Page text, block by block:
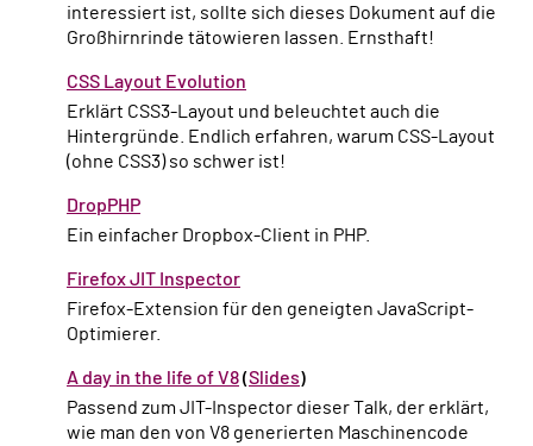
interessiert ist, sollte sich dieses Dokument auf die
Großhirnrinde tätowieren lassen. Ernsthaft!
CSS Layout Evolution
Erklärt CSS3-Layout und beleuchtet auch die
Hintergründe. Endlich erfahren, warum CSS-Layout
(ohne CSS3) so schwer ist!
DropPHP
Ein einfacher Dropbox-Client in PHP.
Firefox JIT Inspector
Firefox-Extension für den geneigten JavaScript-
Optimierer.
A day in the life of V8(Slides)
Passend zum JIT-Inspector dieser Talk, der erklärt,
wie man den von V8 generierten Maschinencode